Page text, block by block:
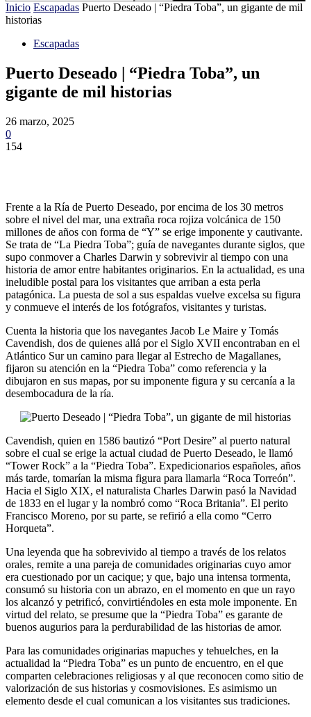
Inicio Escapadas Puerto Deseado | “Piedra Toba”, un gigante de mil
historias
Escapadas
Puerto Deseado | “Piedra Toba”, un
gigante de mil historias
26 marzo, 2025
0
154
Frente a la Ría de Puerto Deseado, por encima de los 30 metros
sobre el nivel del mar, una extraña roca rojiza volcánica de 150
millones de años con forma de “Y” se erige imponente y cautivante.
Se trata de “La Piedra Toba”; guía de navegantes durante siglos, que
supo conmover a Charles Darwin y sobrevivir al tiempo con una
historia de amor entre habitantes originarios. En la actualidad, es una
ineludible postal para los visitantes que arriban a esta perla
patagónica. La puesta de sol a sus espaldas vuelve excelsa su figura
y conmueve el interés de los fotógrafos, visitantes y turistas.
Cuenta la historia que los navegantes Jacob Le Maire y Tomás
Cavendish, dos de quienes allá por el Siglo XVII encontraban en el
Atlántico Sur un camino para llegar al Estrecho de Magallanes,
fijaron su atención en la “Piedra Toba” como referencia y la
dibujaron en sus mapas, por su imponente figura y su cercanía a la
desembocadura de la ría.
Cavendish, quien en 1586 bautizó “Port Desire” al puerto natural
sobre el cual se erige la actual ciudad de Puerto Deseado, le llamó
“Tower Rock” a la “Piedra Toba”. Expedicionarios españoles, años
más tarde, tomarían la misma figura para llamarla “Roca Torreón”.
Hacia el Siglo XIX, el naturalista Charles Darwin pasó la Navidad
de 1833 en el lugar y la nombró como “Roca Britania”. El perito
Francisco Moreno, por su parte, se refirió a ella como “Cerro
Horqueta”.
Una leyenda que ha sobrevivido al tiempo a través de los relatos
orales, remite a una pareja de comunidades originarias cuyo amor
era cuestionado por un cacique; y que, bajo una intensa tormenta,
consumó su historia con un abrazo, en el momento en que un rayo
los alcanzó y petrificó, convirtiéndoles en esta mole imponente. En
virtud del relato, se presume que la “Piedra Toba” es garante de
buenos augurios para la perdurabilidad de las historias de amor.
Para las comunidades originarias mapuches y tehuelches, en la
actualidad la “Piedra Toba” es un punto de encuentro, en el que
comparten celebraciones religiosas y al que reconocen como sitio de
valorización de sus historias y cosmovisiones. Es asimismo un
elemento desde el cual comunican a los visitantes sus tradiciones.